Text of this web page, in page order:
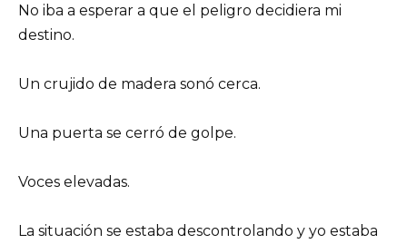
No iba a esperar a que el peligro decidiera mi
destino.
Un crujido de madera sonó cerca.
Una puerta se cerró de golpe.
Voces elevadas.
La situación se estaba descontrolando y yo estaba